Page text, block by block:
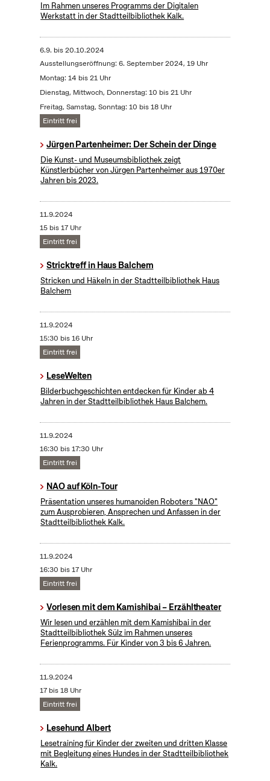
Im Rahmen unseres Programms der Digitalen
Werkstatt in der Stadtteilbibliothek Kalk.
6.9. bis20.10.2024
Ausstellungseröffnung: 6. September 2024, 19 Uhr
Montag: 14 bis 21 Uhr
Dienstag, Mittwoch, Donnerstag: 10 bis 21 Uhr
Freitag, Samstag, Sonntag: 10 bis 18 Uhr
Eintritt frei
Jürgen Partenheimer: Der Schein der Dinge
Die Kunst- und Museumsbibliothek zeigt
Künstlerbücher von Jürgen Partenheimer aus 1970er
Jahren bis 2023.
11.9.2024
15 bis 17 Uhr
Eintritt frei
Stricktreff in Haus Balchem
Stricken und Häkeln in der Stadtteilbibliothek Haus
Balchem
11.9.2024
15:30 bis 16 Uhr
Eintritt frei
LeseWelten
Bilderbuchgeschichten entdecken für Kinder ab 4
Jahren in der Stadtteilbibliothek Haus Balchem.
11.9.2024
16:30 bis 17:30 Uhr
Eintritt frei
NAO auf Köln-Tour
Präsentation unseres humanoiden Roboters "NAO"
zum Ausprobieren, Ansprechen und Anfassen in der
Stadtteilbibliothek Kalk.
11.9.2024
16:30 bis 17 Uhr
Eintritt frei
Vorlesen mit dem Kamishibai – Erzähltheater
Wir lesen und erzählen mit dem Kamishibai in der
Stadtteilbibliothek Sülz im Rahmen unseres
Ferienprogramms. Für Kinder von 3 bis 6 Jahren.
11.9.2024
17 bis 18 Uhr
Eintritt frei
Lesehund Albert
Lesetraining für Kinder der zweiten und dritten Klasse
mit Begleitung eines Hundes in der Stadtteilbibliothek
Kalk.